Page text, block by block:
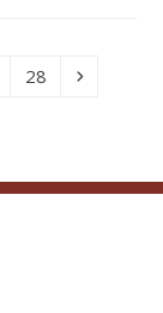
Page
28 Suivant